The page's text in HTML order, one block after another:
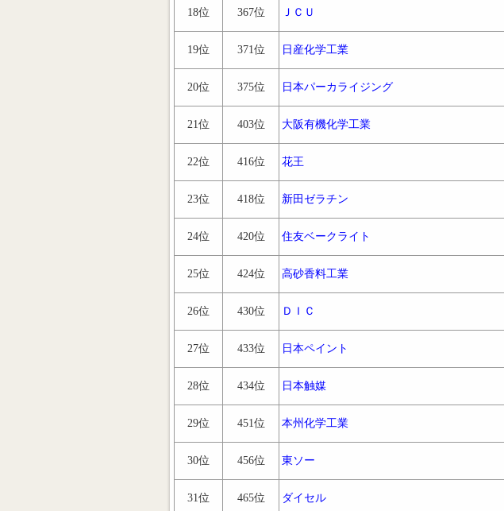
18位 367位 ＪＣＵ
19位 371位 日産化学工業
20位 375位 日本パーカライジング
21位 403位 大阪有機化学工業
22位 416位 花王
23位 418位 新田ゼラチン
24位 420位 住友ベークライト
25位 424位 高砂香料工業
26位 430位 ＤＩＣ
27位 433位 日本ペイント
28位 434位 日本触媒
29位 451位 本州化学工業
30位 456位 東ソー
31位 465位 ダイセル